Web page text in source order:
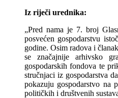
Iz riječi urednika:
„Pred nama je 7. broj
posvećen gospodarstvu
godine. Osim radova i
se značajnije arhivsko
gospodarskih fondova te
stručnjaci iz gospodarstva
pokazuju gospodarstvo na
političkih i društvenih